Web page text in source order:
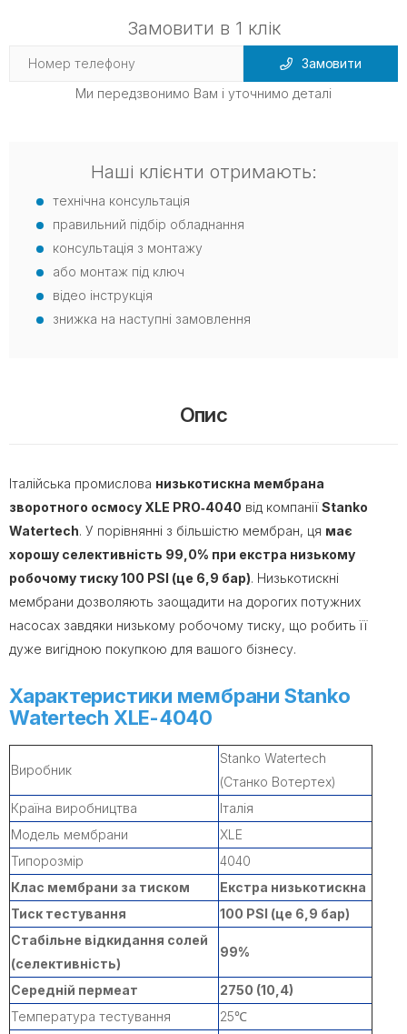
Замовити в 1 клік
Замовити
Ми передзвонимо Вам і уточнимо деталі
Наші клієнти отримають:
технічна консультація
правильний підбір обладнання
консультація з монтажу
або монтаж під ключ
відео інструкція
знижка на наступні замовлення
Опис
Італійська промислова низькотискна мембрана
зворотного осмосу XLE PRO‐4040 від компаніїStanko
Watertech. У порівнянні з більшістю мембран, ця має
хорошу селективність 99,0% при екстра низькому
робочому тиску 100 PSI (це 6,9 бар). Низькотискні
мембрани дозволяють заощадити на дорогих потужних
насосах завдяки низькому робочому тиску, що робить її
дуже вигідною покупкою для вашого бізнесу.
Характеристики мембрани Stanko
Watertech XLE-4040
Виробник
Stanko Watertech
(Станко Вотертех)
Країна виробництва
Італія
Модель мембрани
XLE
Типорозмір
4040
Клас мембрани за тиском
Екстра низькотискна
Тиск тестування
100 PSI (це 6,9 бар)
Стабільне відкидання солей
(селективність)
99%
Середній пермеат
2750 (10,4)
Температура тестування
25℃